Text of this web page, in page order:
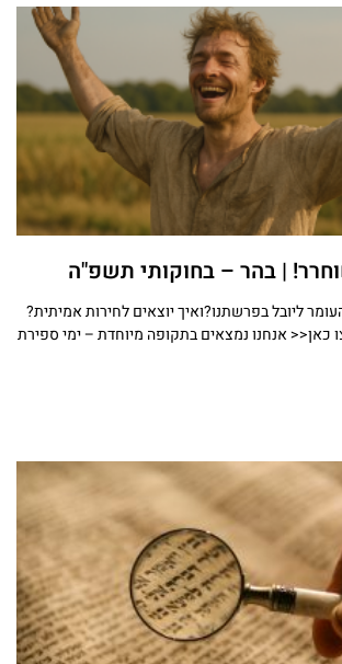
| בהר – בחוקותי תשפ"ה
ליובל בפרשתנו?ואיך יוצאים לחירות אמיתית?
אנחנו נמצאים בתקופה מיוחדת – ימי ספירת